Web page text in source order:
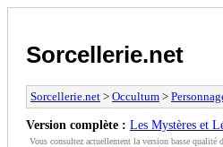
Sorcellerie.net
Sorcellerie.net > Occultum >
Version complète : Les Mystères et
Vous consultez actuellement la version basse qualité